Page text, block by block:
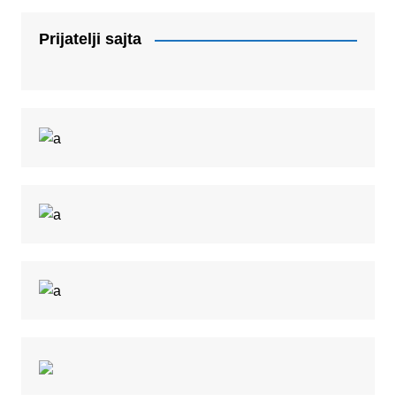
Prijatelji sajta